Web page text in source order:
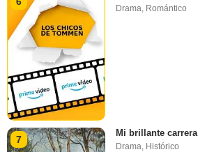
Drama Romántico
7
Mi brillante carrera
Drama, Histórico